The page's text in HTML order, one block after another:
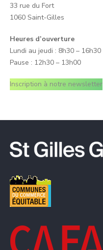
33 rue du Fort
1060 Saint-Gilles
Heures d’ouverture
Lundi au jeudi : 8h30 – 16h30
Pause : 12h30 – 13h00
Inscription à notre newsletter